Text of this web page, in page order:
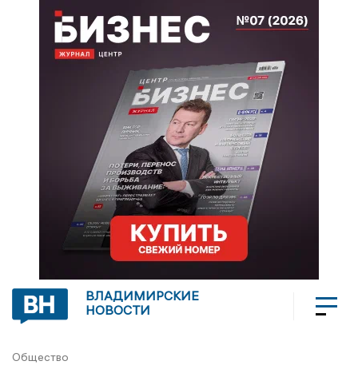
ВЛАДИМИРСКИЕ
НОВОСТИ
Общество